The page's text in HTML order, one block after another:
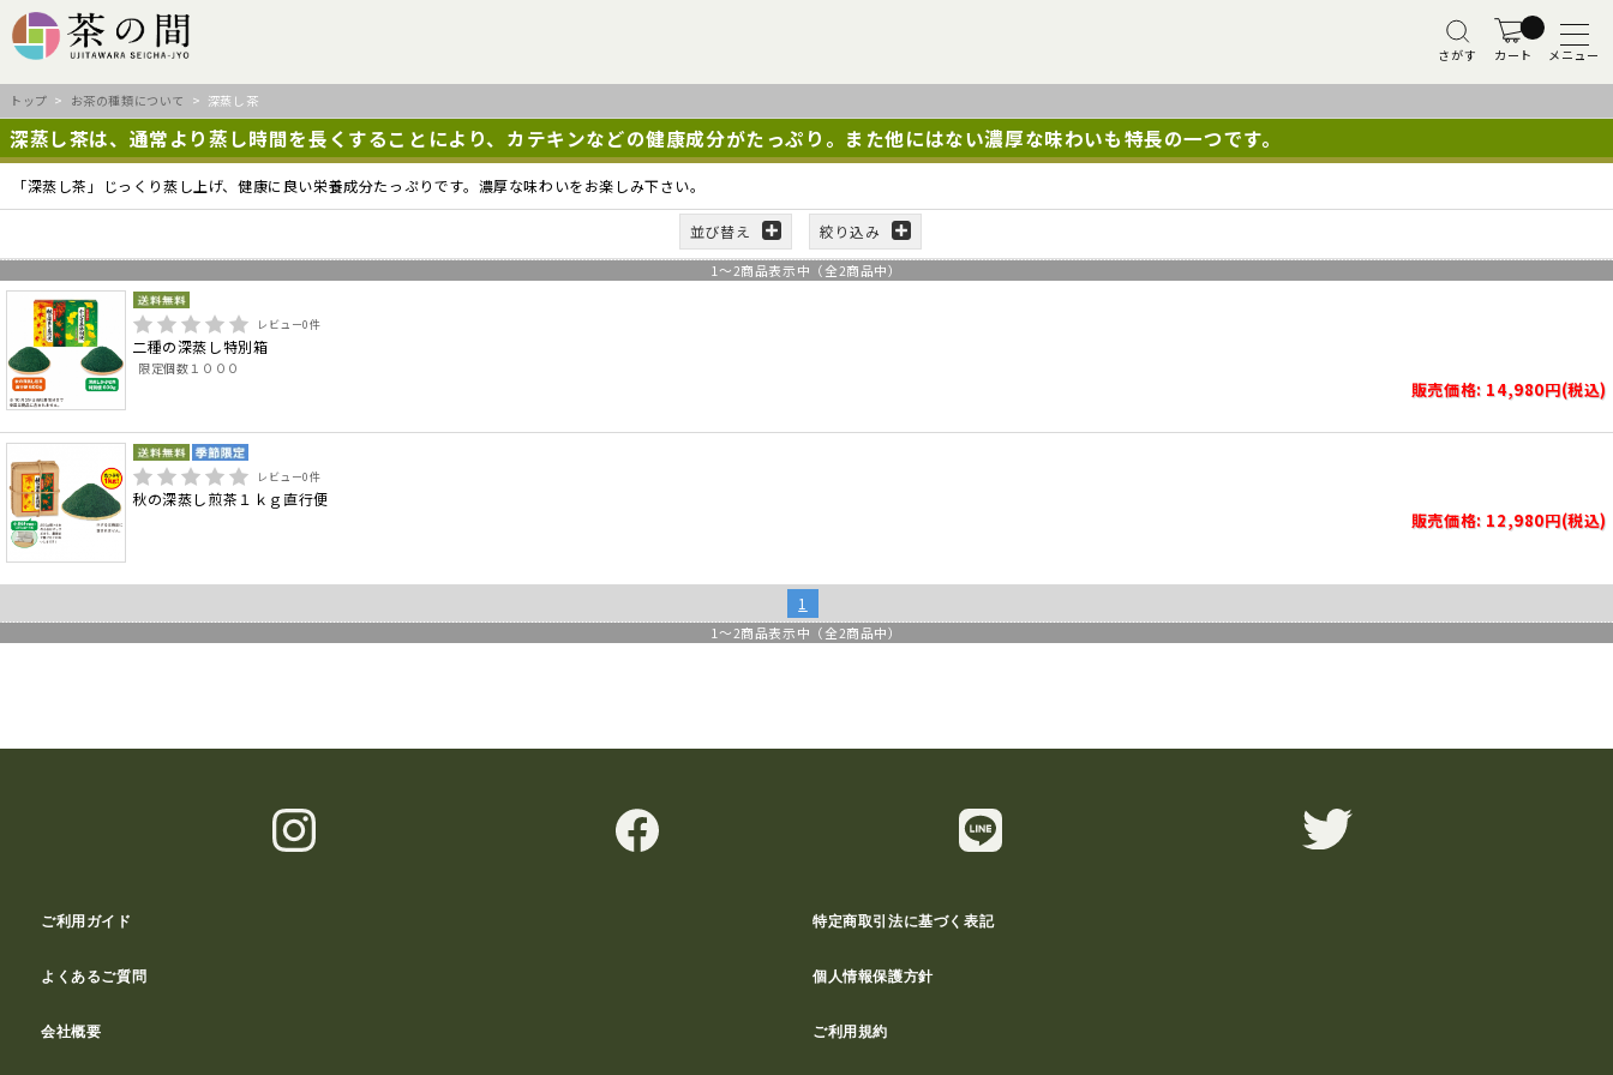
さがす カート メニュー
トップ > お茶の種類について > 深蒸し茶
深蒸し茶は、通常より蒸し時間を長くすることにより、カテキンなどの健康成分がたっぷり。また他にはない濃厚な味わいも特長の一つです。
「深蒸し茶」じっくり蒸し上げ、健康に良い栄養成分たっぷりです。濃厚な味わいをお楽しみ下さい。
並び替え 絞り込み
1 ～2商品表示中（全2商品中）
レビュー0件
二種の深蒸し特別箱
限定個数１０００
販売価格: 14,980円(税込)
レビュー0件
秋の深蒸し煎茶１ｋｇ直行便
販売価格: 12,980円(税込)
1
1 ～2商品表示中（全2商品中）
ご利用ガイド 特定商取引法に基づく表記
よくあるご質問 個人情報保護方針
会社概要 ご利用規約